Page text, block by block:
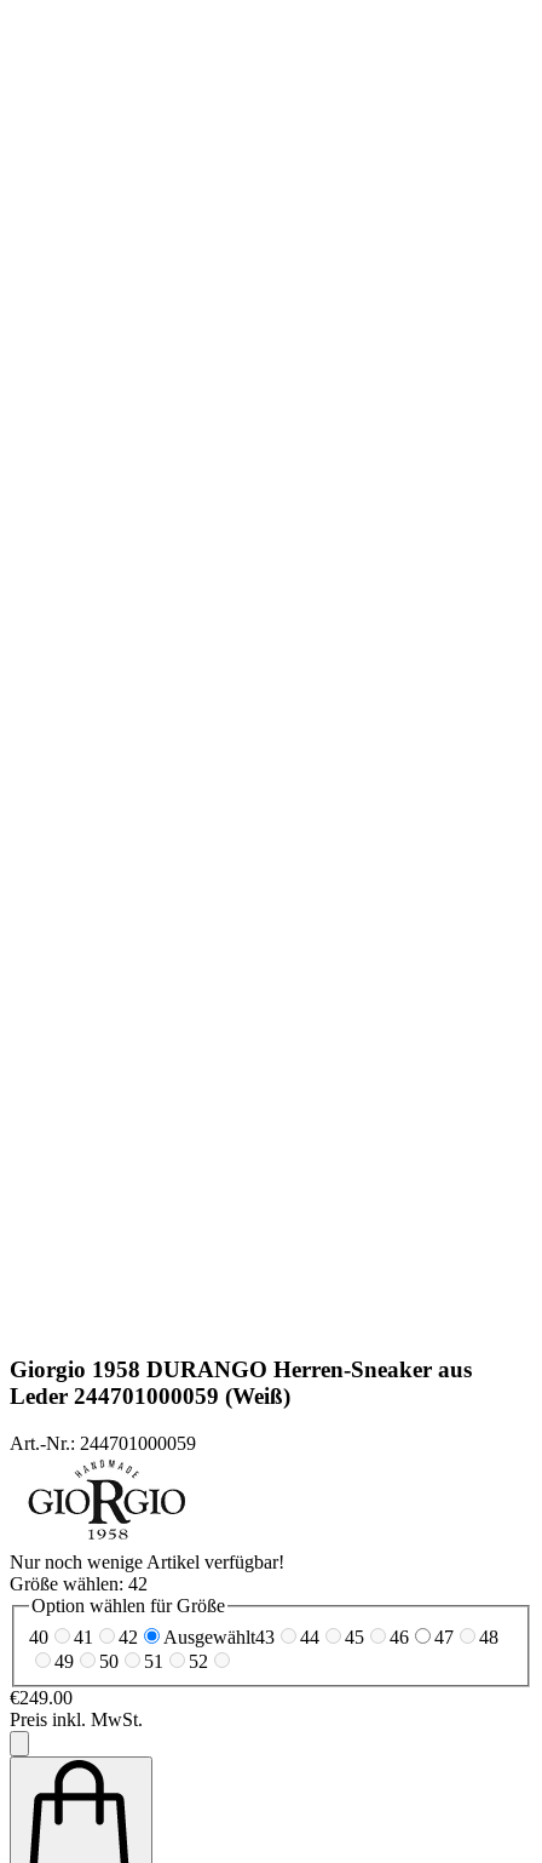
Giorgio 1958 DURANGO Herren-Sneaker aus
Leder 244701000059 (Weiß)
Art.-Nr.: 244701000059
Nur noch wenige Artikel verfügbar!
Größe wählen: 42
Option wählen für Größe
40
41 42 Ausgewählt43 44 45 46 47
48
49
50 51
52
€249.00
Preis inkl. MwSt.